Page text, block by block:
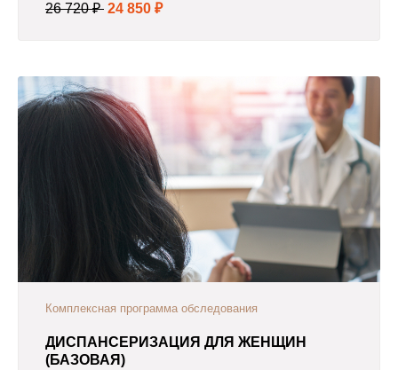
26 720 ₽ 24 850 ₽
Комплексная программа обследования
ДИСПАНСЕРИЗАЦИЯ ДЛЯ ЖЕНЩИН
(БАЗОВАЯ)